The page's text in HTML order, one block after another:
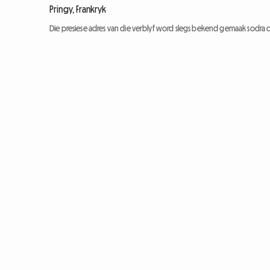
Pringy, Frankryk
Die presiese adres van die verblyf word slegs bekend gemaak sodra